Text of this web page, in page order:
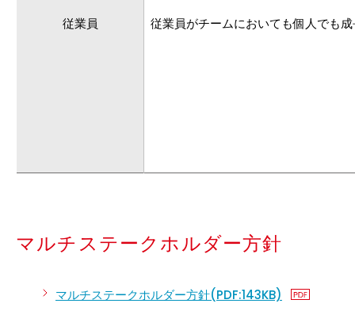
従業員 従業員がチームにおいても個人でも
マルチステークホルダー方針
マルチステークホルダー方針(PDF:143KB)